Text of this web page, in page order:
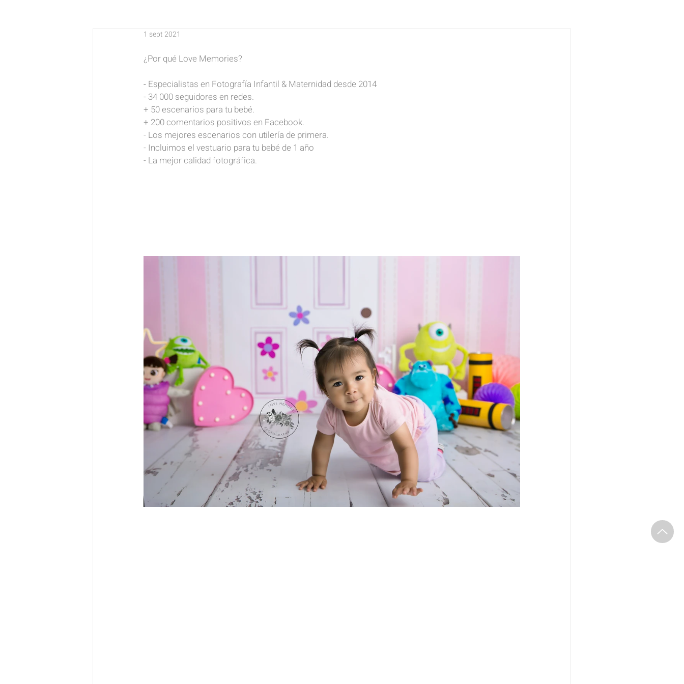
1 sept 2021
¿Por qué Love Memories?
- Especialistas en Fotografía Infantil & Maternidad desde 2014
- 34 000 seguidores en redes.
+ 50 escenarios para tu bebé.
+ 200 comentarios positivos en Facebook.
- Los mejores escenarios con utilería de primera.
- Incluimos el vestuario para tu bebé de 1 año
- La mejor calidad fotográfica.